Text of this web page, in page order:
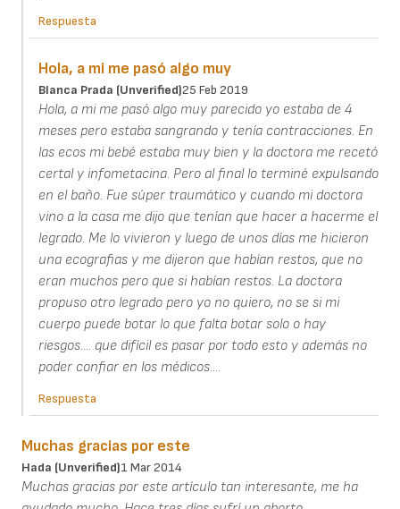
Respuesta
Hola, a mi me pasó algo muy
Blanca Prada (unverified)25 Feb 2019
Hola, a mi me pasó algo muy parecido yo estaba de 4
meses pero estaba sangrando y tenía contracciones. En
las ecos mi bebé estaba muy bien y la doctora me recetó
certal y infometacina. Pero al final lo terminé expulsando
en el baño. Fue súper traumático y cuando mi doctora
vino a la casa me dijo que tenían que hacer a hacerme el
legrado. Me lo vivieron y luego de unos días me hicieron
una ecografias y me dijeron que habían restos, que no
eran muchos pero que si habían restos. La doctora
propuso otro legrado pero yo no quiero, no se si mi
cuerpo puede botar lo que falta botar solo o hay
riesgos.... que difícil es pasar por todo esto y además no
poder confiar en los médicos....
Respuesta
Muchas gracias por este
Hada (unverified)1 Mar 2014
Muchas gracias por este artículo tan interesante, me ha